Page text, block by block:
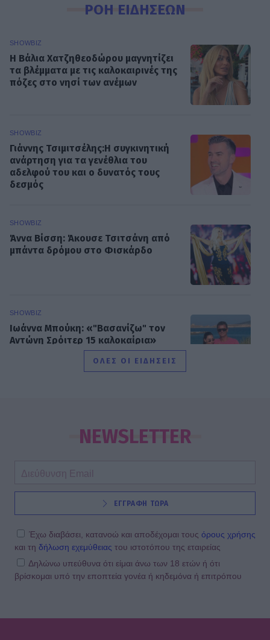
ΡΟΗ ΕΙΔΗΣΕΩΝ
SHOWBIZ
Η Βάλια Χατζηθεοδώρου μαγνητίζει
τα βλέμματα με τις καλοκαιρινές της
πόζες στο νησί των ανέμων
SHOWBIZ
Γιάννης Τσιμιτσέλης:Η συγκινητική
ανάρτηση για τα γενέθλια του
αδελφού του και ο δυνατός τους
δεσμός
SHOWBIZ
Άννα Βίσση: Άκουσε Τσιτσάνη από
μπάντα δρόμου στο Φισκάρδο
SHOWBIZ
Ιωάννα Μπούκη: «"Βασανίζω" τον
Αντώνη Σρόιτερ 15 καλοκαίρια»
ξάπλωσε πάνω του στο κρεβάτι
SHOWBIZ
Κατερίνα Καινούργιου: Ένα τρυφερό
SHOWBIZ
ΟΛΕΣ ΟΙ ΕΙΔΗΣΕΙΣ
NEWSLETTER
ΕΓΓΡΑΦΗ ΤΩΡΑ
Έχω διαβάσει, κατανοώ και αποδέχομαι τους όρους χρήσης
και τη δήλωση εχεμύθειας του ιστοτόπου της εταιρείας
Δηλώνω υπεύθυνα ότι είμαι άνω των 18 ετών ή ότι
βρίσκομαι υπό την εποπτεία γονέα ή κηδεμόνα ή επιτρόπου